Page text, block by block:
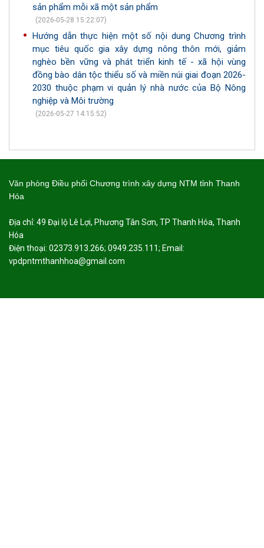
sản phẩm mỗi xã một sản phẩm
(2026-05-28 15:22:07)
Hướng dẫn thực hiện một số nội dung Chương trình
mục tiêu quốc gia xây dựng nông thôn mới, giảm
nghèo bền vững và phát triển kinh tế - xã hội vùng
đồng bào dân tộc thiểu số và miền núi giai đoạn 2026-
2030 thuộc phạm vi quản lý nhà nước của Bộ Nông
nghiệp và Môi trường
(2026-05-27 14:15:52)
Văn phòng Điều phối Chương trình xây dựng NTM tỉnh Thanh
Hóa
Địa chỉ: 49 Đại lộ Lê Lợi, Phương Tân Sơn, TP Thanh Hóa, Thanh
Hóa
Điện thoại: 02373.913.266; 0949.235.111; Email:
vpdpntmthanhhoa@gmail.com